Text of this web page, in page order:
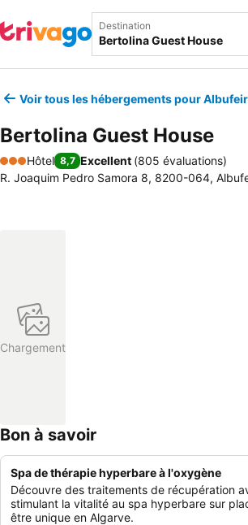
Destination
Voir tous les hébergements pour
Bertolina Guest House
3 Étoiles
Hôtel 8,7 Excellent (805 évaluations)
R. Joaquim Pedro Samora 8, 8200-064,
Chargement
Bon à savoir
Spa de thérapie hyperbare à l'oxygène
Découvre des traitements de récupération
stimulant la vitalité au spa hyperbare sur
être unique en Algarve.